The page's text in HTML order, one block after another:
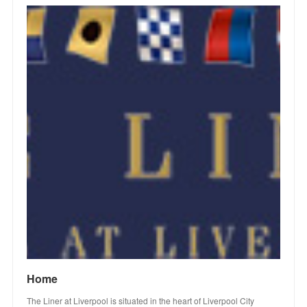
Home
The Liner at Liverpool is situated in the heart of Liverpool City